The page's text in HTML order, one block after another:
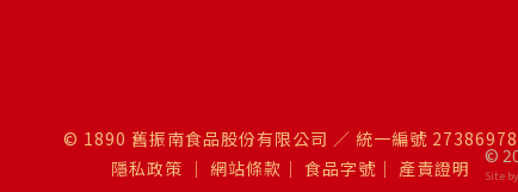
© 1890 舊振南食品股份有限公司 ／ 統一編號 27386978
隱私政策 ｜ 網站條款 ｜ 食品字號 ｜ 產責證明
©
Site